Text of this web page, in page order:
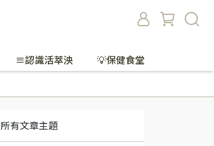
≡認識活萃泱 💡保健食堂
所有文章主題